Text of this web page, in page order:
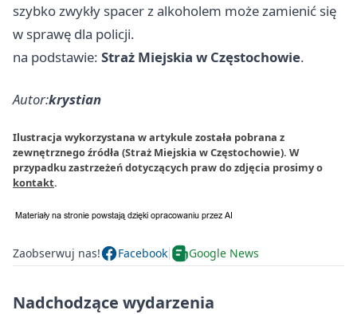
szybko zwykły spacer z alkoholem może zamienić się
w sprawę dla policji.
na podstawie: Straż Miejskia w Częstochowie.
Autor:krystian
Ilustracja wykorzystana w artykule została pobrana z
zewnętrznego źródła (Straż Miejskia w Częstochowie). W
przypadku zastrzeżeń dotyczących praw do zdjęcia prosimy o
kontakt.
Zaobserwuj nas! Facebook Google News
Nadchodzące wydarzenia